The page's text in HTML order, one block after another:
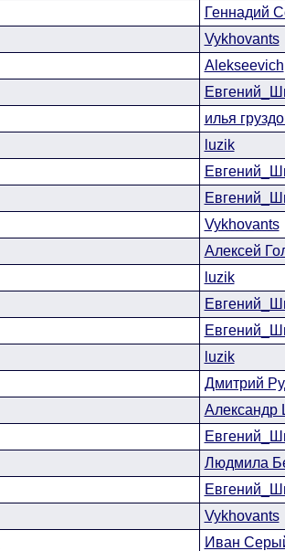
Геннадий
Vykhovants
Alekseevich
илья
luzik
Vykhovants
Алексей
luzik
luzik
Дмитрий
Александр
Людмила
Vykhovants
Иван